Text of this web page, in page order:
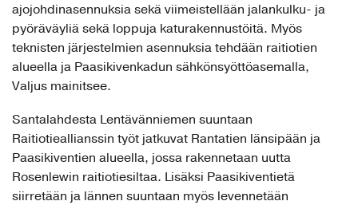
ajojohdinasennuksia sekä viimeistellään jalankulku- ja
pyöräväyliä sekä loppuja katurakennustöitä. Myös
teknisten järjestelmien asennuksia tehdään raitiotien
alueella ja Paasikivenkadun sähkönsyöttöasemalla,
Valjus mainitsee.
Santalahdesta Lentävänniemen suuntaan
Raitiotieallianssin työt jatkuvat Rantatien länsipään ja
Paasikiventien alueella, jossa rakennetaan uutta
Rosenlewin raitiotiesiltaa. Lisäksi Paasikiventietä
siirretään ja lännen suuntaan myös levennetään